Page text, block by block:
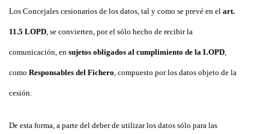
Los Concejales cesionarios de los datos, tal y como se prevé en el art.
11.5 LOPD, se convierten, por el sólo hecho de recibir la
comunicación, en sujetos obligados al cumplimiento de la LOPD,
como Responsables del Fichero, compuesto por los datos objeto de la
cesión.
De esta forma, a parte del deber de utilizar los datos sólo para las